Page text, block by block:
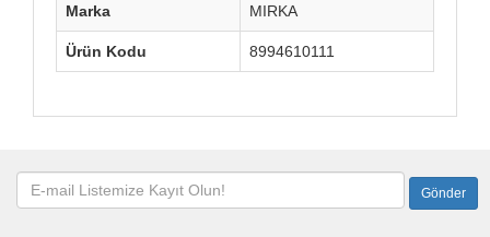
Marka MIRKA
Ürün Kodu 8994610111